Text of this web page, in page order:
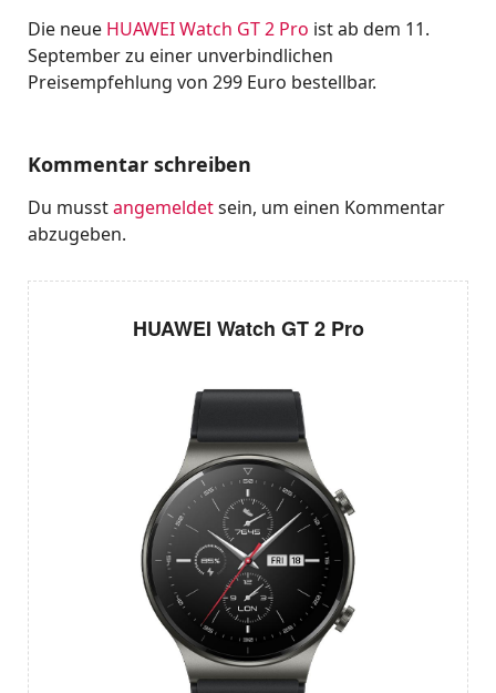
Die neue HUAWEI Watch GT 2 Pro ist ab dem 11.
September zu einer unverbindlichen
Preisempfehlung von 299 Euro bestellbar.
Kommentar schreiben
Du musstangemeldetsein, um einen Kommentar
abzugeben.
HUAWEI Watch GT 2 Pro